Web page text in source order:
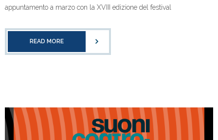
appuntamento a marzo con la XVIII edizione del festival
READ MORE